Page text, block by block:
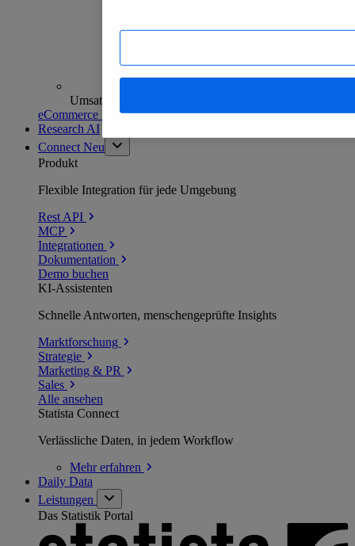
Umsatzanalysen und -prognosen
eCommerce Insights entdecken
Research AI
Connect Neu
Produkt
Flexible Integration für jede Umgebung
Rest API
MCP
Integrationen
Dokumentation
Demo buchen
KI-Assistenten
Schnelle Antworten, menschengeprüfte Insights
Marktforschung
Strategie
Marketing & PR
Sales
Alle ansehen
Statista Connect
Verlässliche Daten, in jedem Workflow
Mehrerfahren
Daily Data
Leistungen
Das Statistik Portal